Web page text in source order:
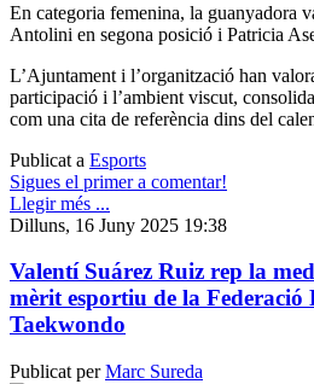
En categoria femenina, la guanyadora
Antolini en segona posició i Patricia
L’Ajuntament i l’organització han
participació i l’ambient viscut,
com una cita de referència dins del
Publicat a Esports
Sigues el primer a comentar!
Llegir més ...
Dilluns, 16 Juny 2025 19:38
Valentí Suárez Ruiz rep la
mèrit esportiu de la Federació
Taekwondo
Publicat perMarc Sureda